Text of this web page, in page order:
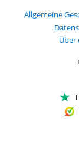
Allgemeine
Über